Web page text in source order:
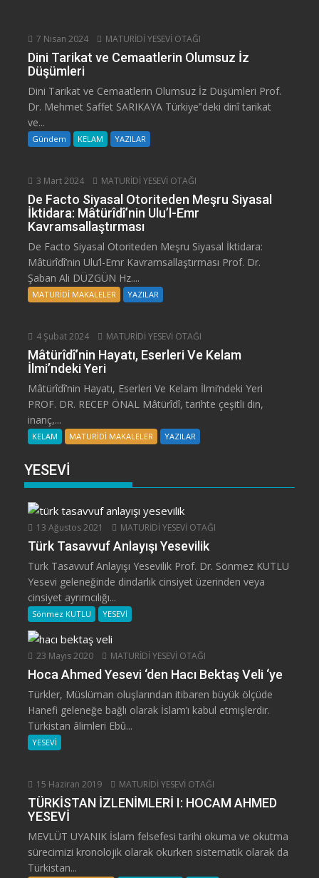
7 Nisan 2024 MATURİDİ YESEVİ OTAĞI
Dini Tarikat ve Cemaatlerin Olumsuz İz
Düşümleri
Dini Tarikat ve Cemaatlerin Olumsuz İz Düşümleri Prof.
Dr. Mehmet Saffet SARIKAYA Türkiye‟deki dinî tarikat
ve...
Gündem KELAM YAZILAR
3 Mart 2024 MATURİDİ YESEVİ OTAĞI
De Facto Siyasal Otoriteden Meşru Siyasal
İktidara: Mâtürîdî’nin Ulu’l-Emr
Kavramsallaştırması
De Facto Siyasal Otoriteden Meşru Siyasal İktidara:
Mâtürîdî’nin Ulu’l-Emr Kavramsallaştırması Prof. Dr.
Şaban Ali DÜZGÜN Hz....
MATURİDİ MAKALELER YAZILAR
4 Şubat 2024 MATURİDİ YESEVİ OTAĞI
Mâtürîdî’nin Hayatı, Eserleri Ve Kelam
İlmi’ndeki Yeri
Mâtürîdî’nin Hayatı, Eserleri Ve Kelam İlmi’ndeki Yeri
PROF. DR. RECEP ÖNAL Mâtürîdî, tarihte çeşitli din,
inanç,...
KELAM MATURİDİ MAKALELER YAZILAR
YESEVİ
13 Ağustos 2021 MATURİDİ YESEVİ OTAĞI
Türk Tasavvuf Anlayışı Yesevilik
Türk Tasavvuf Anlayışı Yesevilik Prof. Dr. Sönmez KUTLU
Yesevi geleneğinde dindarlık cinsiyet üzerinden veya
cinsiyet ayrımcılığı...
Sönmez KUTLU YESEVİ
23 Mayıs 2020 MATURİDİ YESEVİ OTAĞI
Hoca Ahmed Yesevi ‘den Hacı Bektaş Veli ‘ye
Türkler, Müslüman oluşlarından itibaren büyük ölçüde
Hanefi geleneğe bağlı olarak İslam’ı kabul etmişlerdir.
Türkistan âlimleri Ebû...
YESEVİ
15 Haziran 2019 MATURİDİ YESEVİ OTAĞI
TÜRKİSTAN İZLENİMLERİ I: HOCAM AHMED
YESEVİ
MEVLÜT UYANIK İslam felsefesi tarihi okuma ve okutma
sürecimizi kronolojik olarak okurken sistematik olarak da
Türkistan...